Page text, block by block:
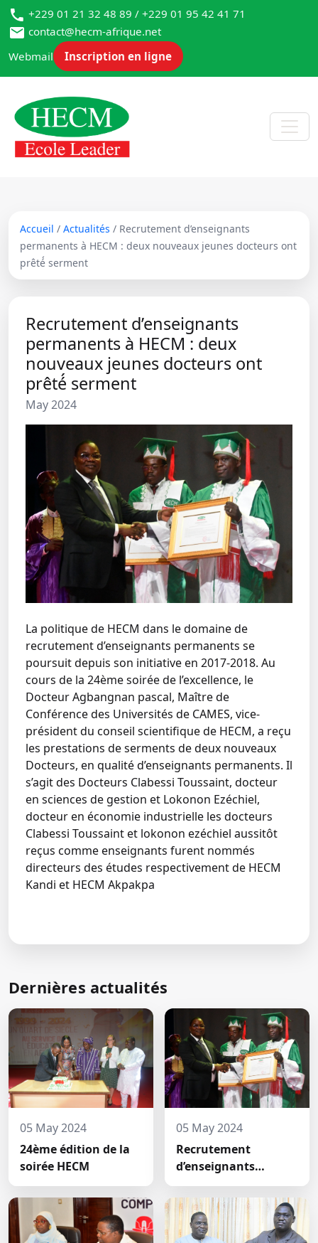
+229 01 21 32 48 89 / +229 01 95 42 41 71
contact@hecm-afrique.net
Webmail
Inscription en ligne
Accueil / Actualités / Recrutement d’enseignants
permanents à HECM : deux nouveaux jeunes docteurs ont
prêté́ serment
Recrutement d’enseignants
permanents à HECM : deux
nouveaux jeunes docteurs ont
prêté́ serment
May 2024
La politique de HECM dans le domaine de
recrutement d’enseignants permanents se
poursuit depuis son initiative en 2017-2018. Au
cours de la 24ème soirée de l’excellence, le
Docteur Agbangnan pascal, Maître de
Conférence des Universités de CAMES, vice-
président du conseil scientifique de HECM, a reçu
les prestations de serments de deux nouveaux
Docteurs, en qualité d’enseignants permanents. Il
s’agit des Docteurs Clabessi Toussaint, docteur
en sciences de gestion et Lokonon Ezéchiel,
docteur en économie industrielle les docteurs
Clabessi Toussaint et lokonon ezéchiel aussitôt
reçus comme enseignants furent nommés
directeurs des études respectivement de HECM
Kandi et HECM Akpakpa
Dernières actualités
05 May 2024
24ème édition de la
soirée HECM
05 May 2024
Recrutement
d’enseignants
permanents à HECM :
deux nouveaux
jeunes docteurs ont
prêté́ serment